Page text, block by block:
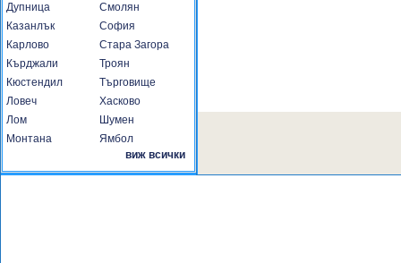
Дупница
Казанлък
Карлово
Кърджали
Кюстендил
Ловеч
Лом
Монтана
Смолян
София
Стара Загора
Троян
Търговище
Хасково
Шумен
Ямбол
виж всички